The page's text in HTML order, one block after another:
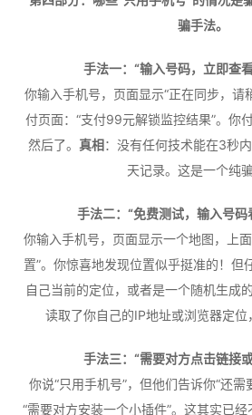
骗手法。
手法一：“输入号码，立即查看
你输入手机号，页面显示“正在同步，请
付页面：“支付99元解锁监控结果”。你
然后了。 真相：没有任何技术能在3秒
天记录。这是一个纯骗
手法二：“免费测试，输入号码
你输入手机号，页面显示一个地图，上
置”。你惊喜地发现位置似乎挺准的！但
自己当前的定位，或者是一个随机生成的
读取了你自己的IP地址或浏览器定位
手法三：“需要对方点击链接或
你说“只用手机号”，但他们告诉你“还需
“需要对方安装一个小插件”。这其实已经